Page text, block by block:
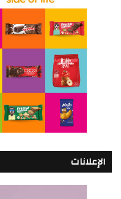
الإعلانات